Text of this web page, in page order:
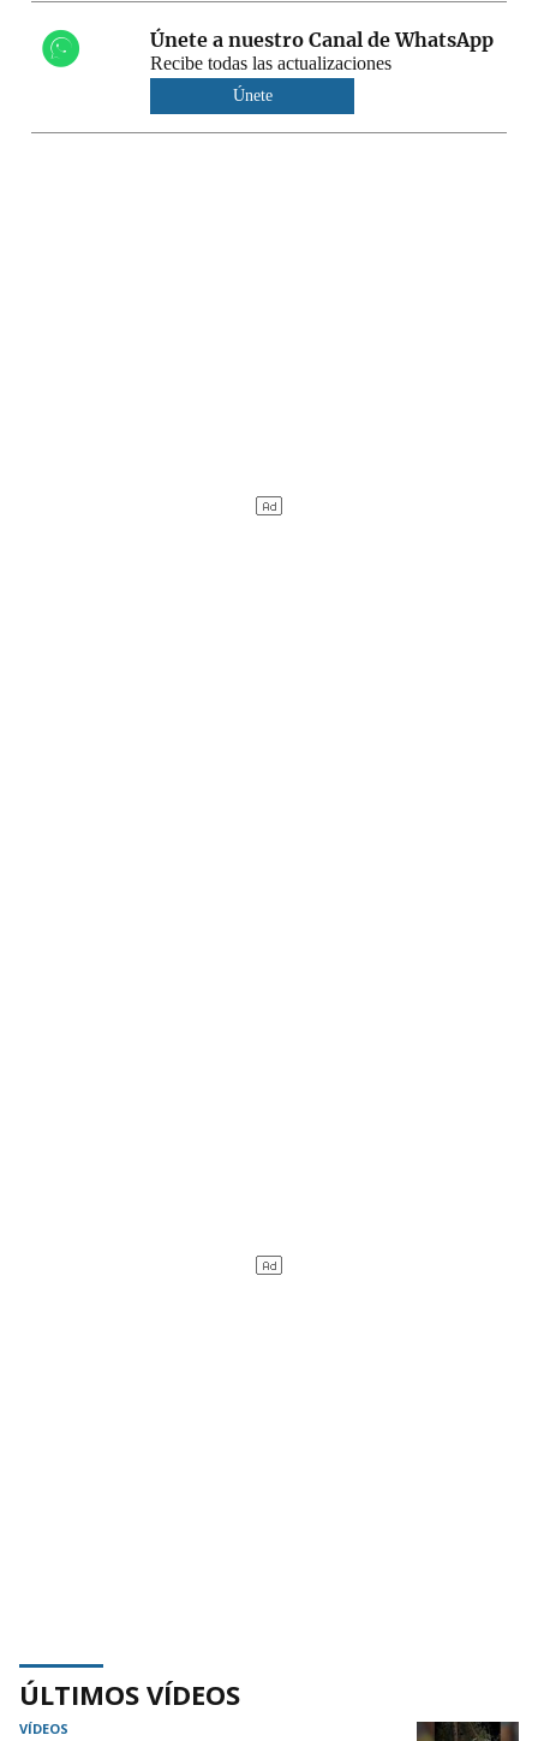
Únete a nuestro Canal de WhatsApp
Recibe todas las actualizaciones
Únete
ÚLTIMOS VÍDEOS
VÍDEOS